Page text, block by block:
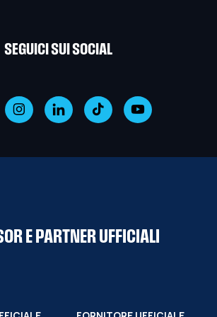
SEGUICI SUI SOCIAL
E PARTNER UFFICIALI